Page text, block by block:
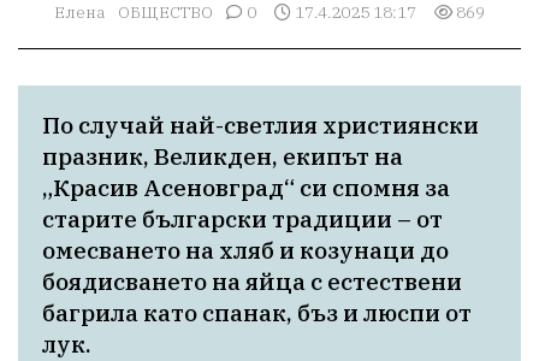
Елена ОБЩЕСТВО 0 17.4.2025 18:17 869
По случай най-светлия християнски
празник, Великден, екипът на
„Красив Асеновград“ си спомня за
старите български традиции – от
омесването на хляб и козунаци до
боядисването на яйца с естествени
багрила като спанак, бъз и люспи от
лук.